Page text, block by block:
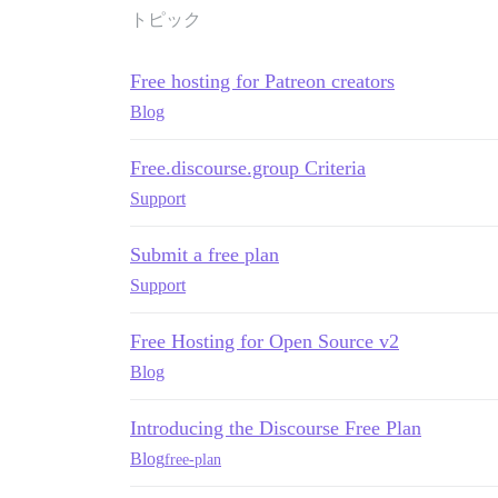
トピック
Free hosting for Patreon creators
Blog
Free.discourse.group Criteria
Support
Submit a free plan
Support
Free Hosting for Open Source v2
Blog
Introducing the Discourse Free Plan
Blogfree-plan